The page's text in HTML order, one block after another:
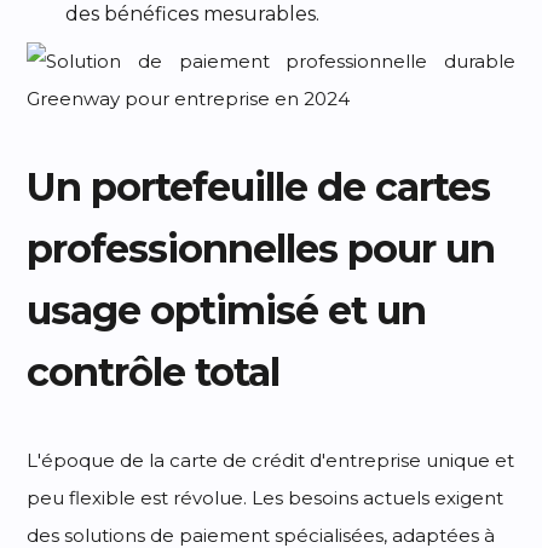
des bénéfices mesurables.
Un portefeuille de cartes
professionnelles pour un
usage optimisé et un
contrôle total
L'époque de la carte de crédit d'entreprise unique et
peu flexible est révolue. Les besoins actuels exigent
des solutions de paiement spécialisées, adaptées à